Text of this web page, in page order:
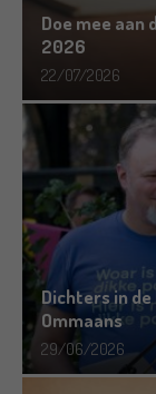
Doe mee
2026
22/07/2026
Dichters in
Ommaans
29/06/2026